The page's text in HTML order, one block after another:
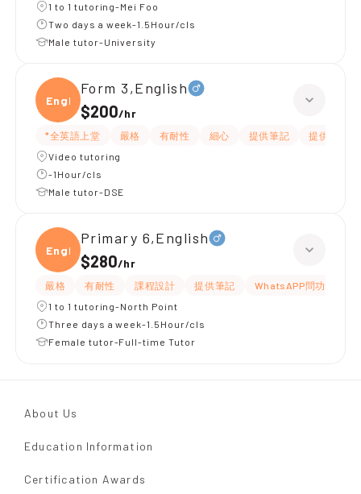
1 to 1 tutoring-Mei Foo
Two days a week-1.5Hour/cls
Male tutor-University
Engli
Form 3,English
$200/hr
*全英語上堂 嚴格 有耐性 細心 提供筆記
提供練習
Video tutoring
-1Hour/cls
Male tutor-DSE
Engli
Primary 6,English
$280/hr
嚴格 有耐性 課程設計 提供筆記 WhatsAPP問功課
1 to 1 tutoring-North Point
Three days a week-1.5Hour/cls
Female tutor-Full-time Tutor
About Us
Education Information
Certification Awards